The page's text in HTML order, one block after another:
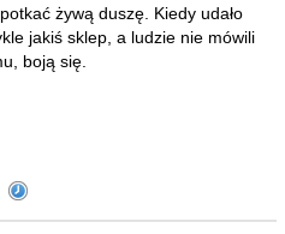
żywą duszę. Kiedy udało
jakiś sklep, a ludzie nie mówili
boją się.